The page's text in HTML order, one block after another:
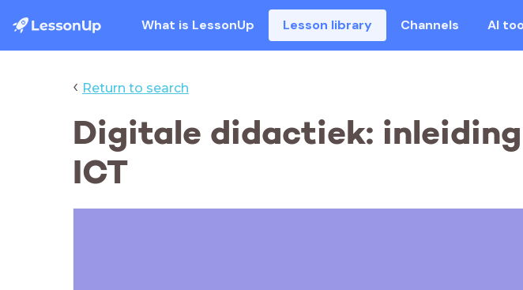
What is LessonUp Lesson library Channels AI
‹ Return to search
Digitale didactiek:
ICT